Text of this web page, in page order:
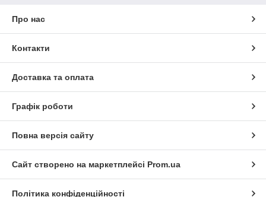
Про нас
Контакти
Доставка та оплата
Графік роботи
Повна версія сайту
Сайт створено на маркетплейсі Prom.ua
Політика конфіденційності